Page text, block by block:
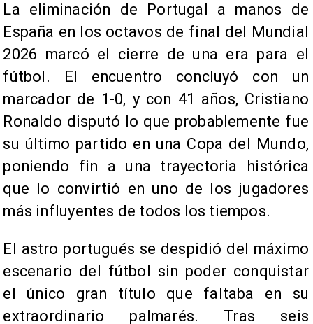
La eliminación de Portugal a manos de
España en los octavos de final del Mundial
2026 marcó el cierre de una era para el
fútbol. El encuentro concluyó con un
marcador de 1-0, y con 41 años, Cristiano
Ronaldo disputó lo que probablemente fue
su último partido en una Copa del Mundo,
poniendo fin a una trayectoria histórica
que lo convirtió en uno de los jugadores
más influyentes de todos los tiempos.
El astro portugués se despidió del máximo
escenario del fútbol sin poder conquistar
el único gran título que faltaba en su
extraordinario palmarés. Tras seis